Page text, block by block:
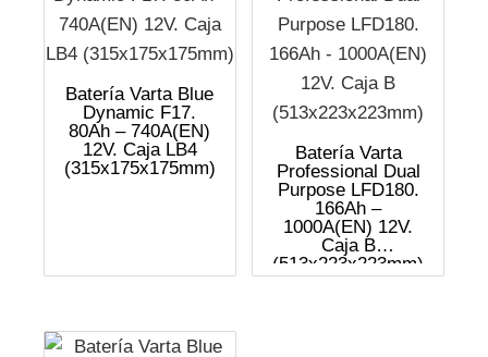
Batería Varta Blue
Dynamic F17.
80Ah – 740A(EN)
12V. Caja LB4
(315x175x175mm)
Batería Varta
Professional Dual
Purpose LFD180.
166Ah –
1000A(EN) 12V.
Caja B
(513x223x223mm)